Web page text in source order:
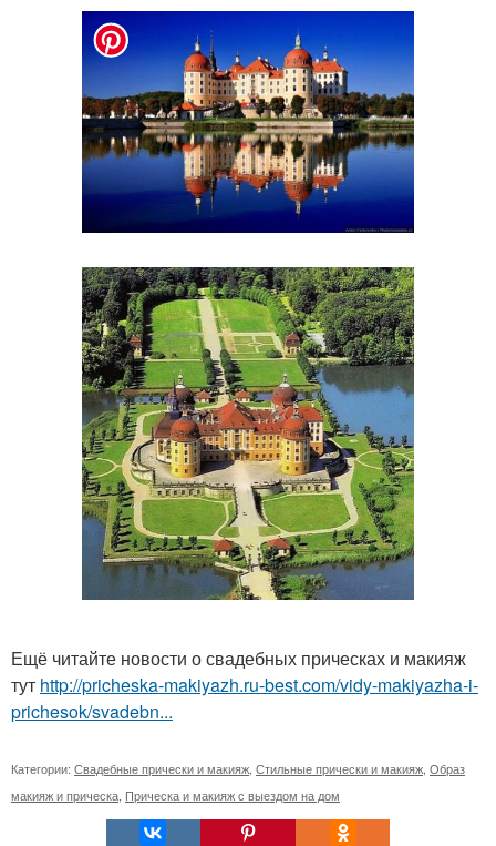
Ещё читайте новости о свадебных прическах и макияж
тут http://pricheska-makiyazh.ru-best.com/vidy-makiyazha-i-
prichesok/svadebn...
Категории: Свадебные прически и макияж, Стильные прически и макияж, Образ
макияж и прическа, Прическа и макияж с выездом на дом